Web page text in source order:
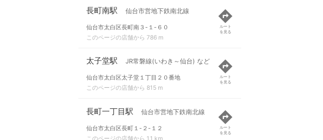
長町南駅 仙台市営地下鉄南北線
仙台市太白区長町南３-１-６０
このページの店舗から 786 m
ルート
を見る
太子堂駅 JR常磐線(いわき～仙台) など
仙台市太白区太子堂１丁目２０番地
このページの店舗から 815 m
ルート
を見る
長町一丁目駅 仙台市営地下鉄南北線
仙台市太白区長町１-２-１２
このページの店舗から 1.1 km
ルート
を見る